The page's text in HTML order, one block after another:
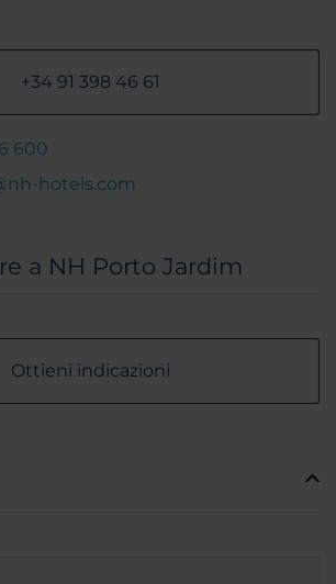
+34 91 398 46 61
600
hotels.com
a NH Porto Jardim
Ottieni indicazioni